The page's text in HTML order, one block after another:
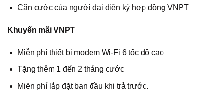
Căn cước của người đại diện ký hợp đồng VNPT
Khuyến mãi VNPT
Miễn phí thiết bị modem Wi-Fi 6 tốc độ cao
Tặng thêm 1 đến 2 tháng cước
Miễn phí lắp đặt ban đầu khi trả trước.